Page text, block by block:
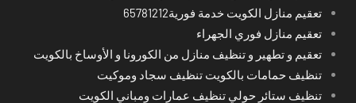
تعقيم منازل الكويت خدمة فورية65781212
تعقيم منازل فوري الجهراء
تعقيم و تطهير و تنظيف منازل من الكورونا و الأوساخ بالكويت
تنظيف حمامات بالكويت تنظيف سجاد وموكيت
تنظيف ستائر حولي تنظيف عمارات ومباني الكويت